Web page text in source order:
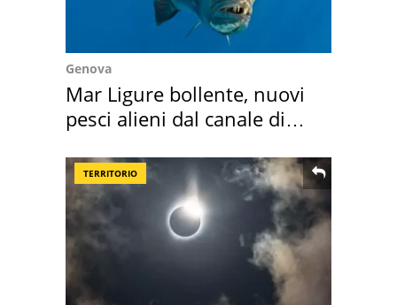
Genova
Mar Ligure bollente, nuovi
pesci alieni dal canale di
TERRITORIO